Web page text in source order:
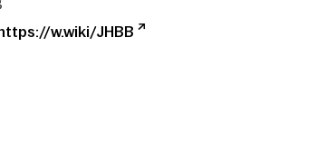
w.wiki/JHBB